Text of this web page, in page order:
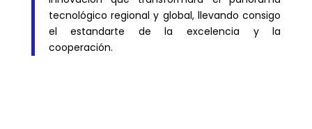
tecnológico regional y global, llevando consigo
el estandarte de la excelencia y la
cooperación.